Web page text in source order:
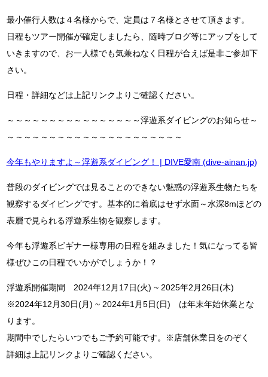
最小催行人数は４名様からで、定員は７名様とさせて頂きます。
日程もツアー開催が確定しましたら、随時ブログ等にアップをして
いきますので、お一人様でも気兼ねなく日程が合えば是非ご参加下
さい。
日程・詳細などは上記リンクよりご確認ください。
～～～～～～～～～～～～～～～～浮遊系ダイビングのお知らせ～
～～～～～～～～～～～～～～～～～～～～～
今年もやりますよ～浮遊系ダイビング！ | DIVE愛南 (dive-ainan.jp)
普段のダイビングでは見ることのできない魅惑の浮遊系生物たちを
観察するダイビングです。基本的に着底はせず水面～水深8mほどの
表層で見られる浮遊系生物を観察します。
今年も浮遊系ビギナー様専用の日程を組みました！気になってる皆
様ぜひこの日程でいかがでしょうか！？
浮遊系開催期間 2024年12月17日(火) ~ 2025年2月26日(木)
※2024年12月30日(月) ~ 2024年1月5日(日) は年末年始休業とな
ります。
期間中でしたらいつでもご予約可能です。※店舗休業日をのぞく
詳細は上記リンクよりご確認ください。